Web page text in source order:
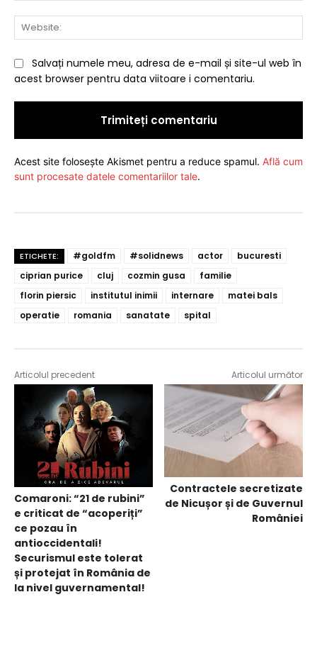
Salvați numele meu, adresa de e-mail și site-ul web în
acest browser pentru data viitoare i comentariu.
Acest site folosește Akismet pentru a reduce spamul. Află cum
sunt procesate datele comentariilor tale.
ETICHETE: #goldfm #solidnews actor
bucuresti
ciprian purice
cluj cozmin gusa
familie
florin piersic
institutul inimii internare
matei bals
operatie
romania sanatate spital
Articolul precedent
Comaroni: “21 de rubini”
e criticat de “acoperiți”
ce pozau în
antioccidentali!
Securismul este tolerat
și protejat în România de
la nivel guvernamental!
Articolul următor
Contractele secretizate
de Nicușor și de Guvernul
României